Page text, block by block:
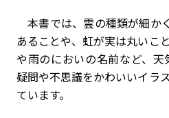
本書では、雲の種類が細か
あることや、虹が実は丸いこ
や雨のにおいの名前など、
疑問や不思議をかわいいイラ
ています。